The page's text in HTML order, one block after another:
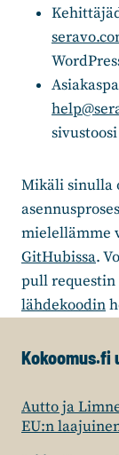
Mikäli sinulla
mielellämme
GitHubissa.
pull requestin
lähdekoodin
Kokoomus.fi
Autto ja
EU:n